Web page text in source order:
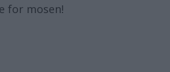
for mosen!